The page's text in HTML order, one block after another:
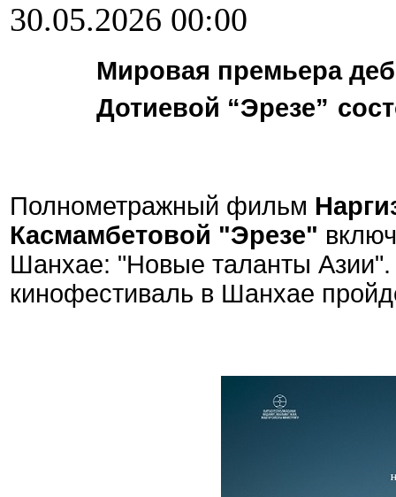
30.05.2026 00:00
Мировая премьера
Дотиевой “Эрезе”
Полнометражный фильм
Касмамбетовой "Эрезе"
Шанхае: "Новые таланты
кинофестиваль в Шанхае